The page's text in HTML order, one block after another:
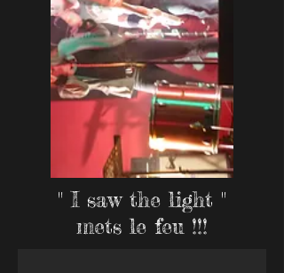
" I saw the light "
mets le feu !!!